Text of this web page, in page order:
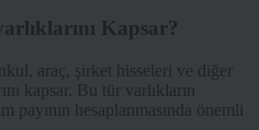
Kapsar?
araç, şirket hisseleri ve diğer
kapsar. Bu tür varlıkların
payının hesaplanmasında önemli